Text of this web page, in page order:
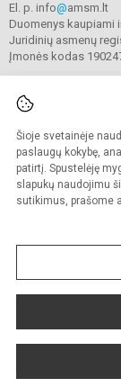
Šioje svetainėje
paslaugų kokybę,
patirtį. Spustelėję
slapukų naudojimu
sutikimus, prašome
El. p. info@amsm.lt
Duomenys kaupiami
Juridinių asmenų
Įmonės kodas
© 2020. Alytaus
Kopijuoti turinį
Sumanus